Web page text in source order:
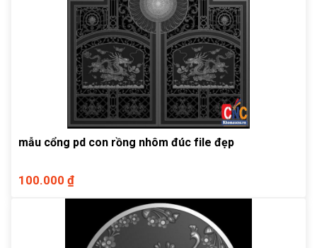
mẫu cổng pd con rồng nhôm đúc file đẹp
100.000 ₫